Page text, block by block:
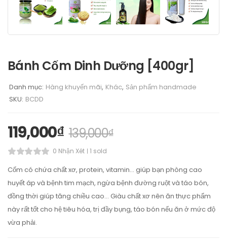
Bánh Cốm Dinh Dưỡng [400gr]
Danh mục: Hàng khuyến mãi, Khác, Sản phẩm handmade
SKU: BCDD
119,000₫ 139,000₫
0 Nhận Xét 1 sold
Cốm có chứa chất xơ, protein, vitamin… giúp bạn phòng cao
huyết áp và bệnh tim mạch, ngừa bệnh đường ruột và táo bón,
đồng thời giúp tăng chiều cao… Giàu chất xơ nên ăn thực phẩm
này rất tốt cho hệ tiêu hóa, trị đầy bụng, táo bón nếu ăn ở mức độ
vừa phải.